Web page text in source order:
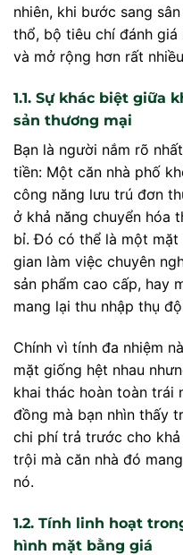
nhiên, khi bước sang
thổ, bộ tiêu chí đánh
và mở rộng hơn rất
1.1. Sự khác biệt giữa
sản thương mại
Bạn là người nắm rõ
tiền: Một căn nhà phố
công năng lưu trú đơn
ở khả năng chuyển hóa
bỉ. Đó có thể là một mặt
gian làm việc chuyên
sản phẩm cao cấp, hay
mang lại thu nhập thụ
Chính vì tính đa nhiệm
mặt giống hệt nhau
khai thác hoàn toàn trái
đồng mà bạn nhìn thấy
chi phí trả trước cho
trội mà căn nhà đó
nó.
1.2. Tính linh hoạt
hình mặt bằng giá